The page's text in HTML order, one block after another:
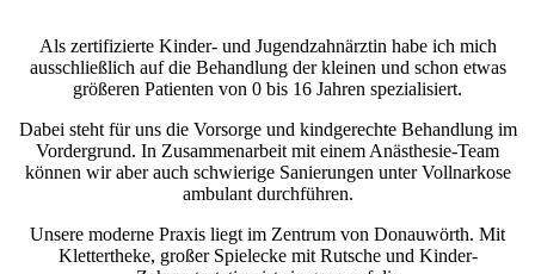
Als zertifizierte Kinder- und Jugendzahnärztin habe ich mich
ausschließlich auf die Behandlung der kleinen und schon etwas
größeren Patienten von 0 bis 16 Jahren spezialisiert.
Dabei steht für uns die Vorsorge und kindgerechte Behandlung im
Vordergrund. In Zusammenarbeit mit einem Anästhesie-Team
können wir aber auch schwierige Sanierungen unter Vollnarkose
ambulant durchführen.
Unsere moderne Praxis liegt im Zentrum von Donauwörth. Mit
Klettertheke, großer Spielecke mit Rutsche und Kinder-